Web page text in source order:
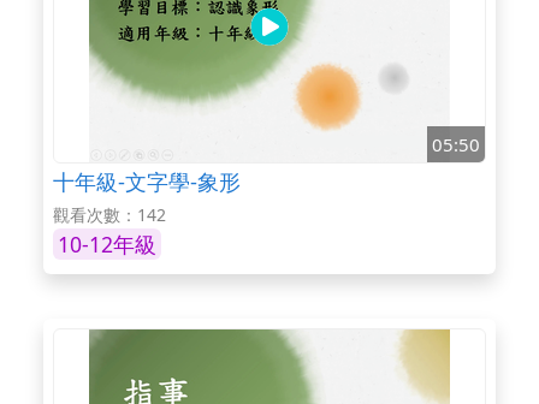
05:50
十年級-文字學-象形
觀看次數：142
10-12年級